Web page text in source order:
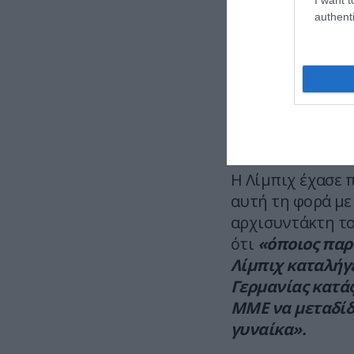
θα ληφθεί
φυλακής
μεταφερθεί
Η Λίμπιχ έχασε
αυτή τη φορά με
αρχισυντάκτη
ότι «όποιος
Λίμπιχ
Γερμανίας
ΜΜΕ να
γυναίκα».